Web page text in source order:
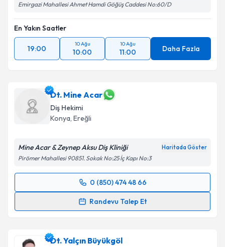
Emirgazi Mahallesi Ahmet Hamdi Göğüş Caddesi No:60/D
En Yakın Saatler
19:00
10 Ağu
10:00
10 Ağu
11:00 Daha Fazla
Dt. Mine Acar
Diş Hekimi
Konya, Ereğli
Mine Acar & Zeynep Aksu Diş Kliniği Haritada Göster
Pirömer Mahallesi 90851. Sokak No:25 İç Kapı No:3
0 (850) 474 48 66
Randevu Talep Et
Randevu Takvimi Talebi
hazırlandığında e-posta ile bilgilendireceğiz.
Dt. Yalçın Büyükgöl